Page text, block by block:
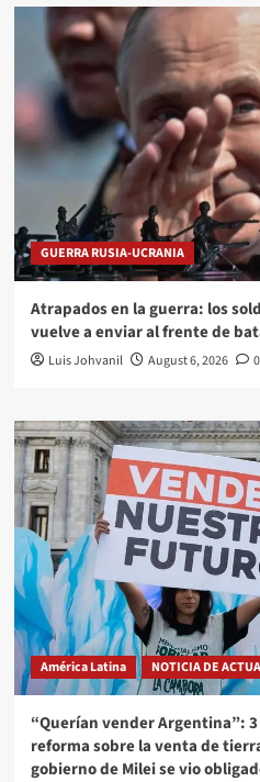
GUERRA RUSIA-UCRANIA
Atrapados en la guerra: los
vuelve a enviar al frente de
Luis Johvanil August 6, 2026 0
América Latina NOTICIA DE
“Querían vender Argentina”:
reforma sobre la venta de
gobierno de Milei se vio